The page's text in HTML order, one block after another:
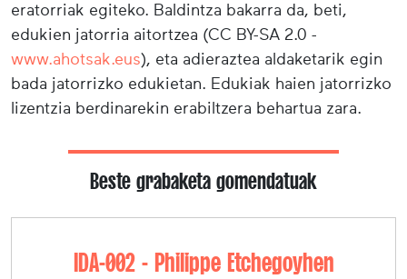
eratorriak egiteko. Baldintza bakarra da, beti,
edukien jatorria aitortzea (CC BY-SA 2.0 -
www.ahotsak.eus), eta adieraztea aldaketarik egin
bada jatorrizko edukietan. Edukiak haien jatorrizko
lizentzia berdinarekin erabiltzera behartua zara.
Beste grabaketa gomendatuak
IDA-002 - Philippe Etchegoyhen